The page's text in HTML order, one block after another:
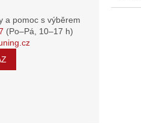
a pomoc s výběrem
(Po–Pá, 10–17 h)